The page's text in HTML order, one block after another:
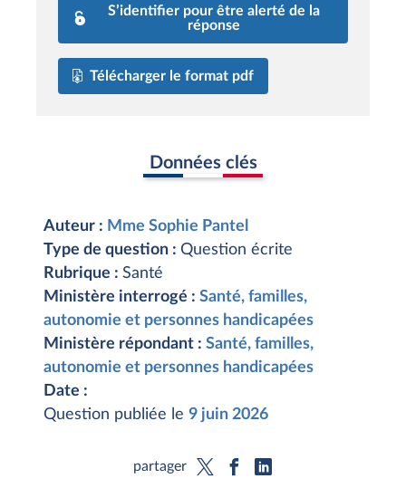
S’identifier pour être alerté de la
réponse
Télécharger le format pdf
Données clés
Auteur : Mme Sophie Pantel
Type de question : Question écrite
Rubrique : Santé
Ministère interrogé : Santé, familles,
autonomie et personnes handicapées
Ministère répondant : Santé, familles,
autonomie et personnes handicapées
Date :
Question publiée le 9 juin 2026
partager